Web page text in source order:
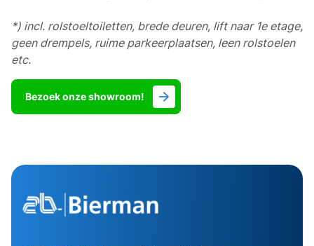
*) incl. rolstoeltoiletten, brede deuren, lift naar 1e etage,
geen drempels, ruime parkeerplaatsen, leen rolstoelen
etc.
Bezoek onze showroom!